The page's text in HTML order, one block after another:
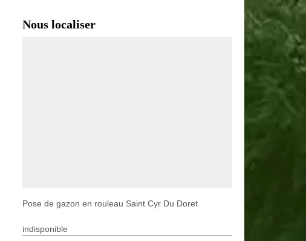
Nous localiser
Pose de gazon en rouleau Saint Cyr Du Doret
indisponible